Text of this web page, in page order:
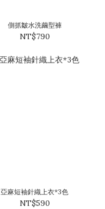
側抓皺水洗繭型褲
NT$790
亞麻短袖針織上衣*3色
NT$590